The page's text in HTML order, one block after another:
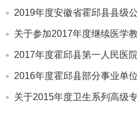
关于参加2017年度继续医学
2017年度霍邱县第一人民医